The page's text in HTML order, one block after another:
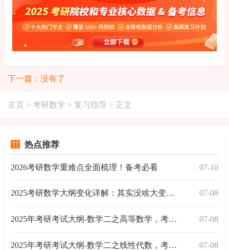
下一篇：没有了
主页 > 考研数学 > 复习指导 > 正文
热点推荐
2026考研数学重难点全面梳理！备考必看 07-10
2025考研数学大纲变化详解：其实没啥大变动，你可以这 07-08
2025年考研考试大纲-数学二之高等数学，考研考数学二高 07-08
2025年考研考试大纲-数学二之线性代数，考研考数学二线 07-08